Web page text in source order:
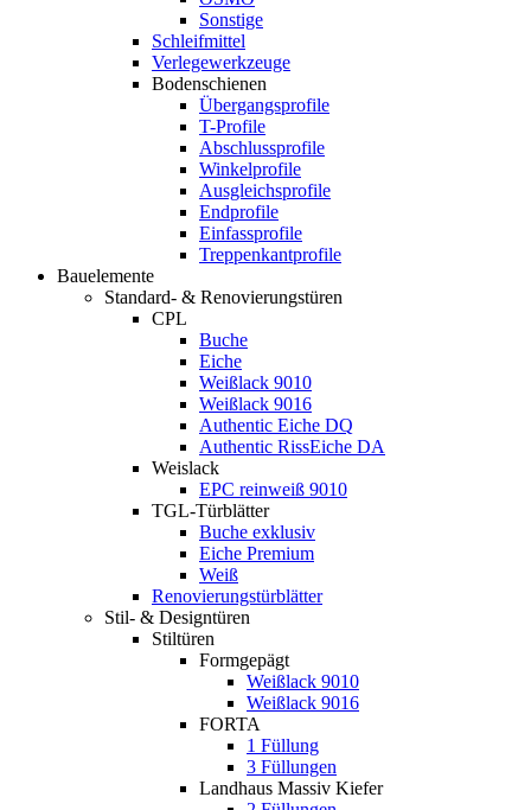
Sonstige
Schleifmittel
Verlegewerkzeuge
Bodenschienen
Übergangsprofile
T-Profile
Abschlussprofile
Winkelprofile
Ausgleichsprofile
Endprofile
Einfassprofile
Treppenkantprofile
Bauelemente
Standard- & Renovierungstüren
CPL
Buche
Eiche
Weißlack 9010
Weißlack 9016
Authentic Eiche DQ
Authentic RissEiche DA
Weislack
EPC reinweiß 9010
TGL-Türblätter
Buche exklusiv
Eiche Premium
Weiß
Renovierungstürblätter
Stil- & Designtüren
Stiltüren
Formgepägt
Weißlack 9010
Weißlack 9016
FORTA
1 Füllung
3 Füllungen
Landhaus Massiv Kiefer